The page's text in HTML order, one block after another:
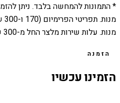
* התמונות להמחשה בלבד. ניתן
מנות. עלות שירות מלצר החל מ-300 ש״ח.
הזמנה
הזמינו עכשיו